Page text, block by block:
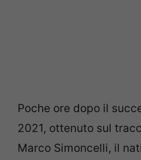
Poche ore dopo il
2021, ottenuto sul
Marco Simoncelli, il